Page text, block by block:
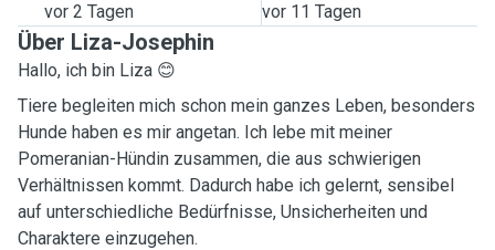
vor 2 Tagen vor 11 Tagen
Über Liza-Josephin
Hallo, ich bin Liza 😊
Tiere begleiten mich schon mein ganzes Leben, besonders
Hunde haben es mir angetan. Ich lebe mit meiner
Pomeranian-Hündin zusammen, die aus schwierigen
Verhältnissen kommt. Dadurch habe ich gelernt, sensibel
auf unterschiedliche Bedürfnisse, Unsicherheiten und
Charaktere einzugehen.